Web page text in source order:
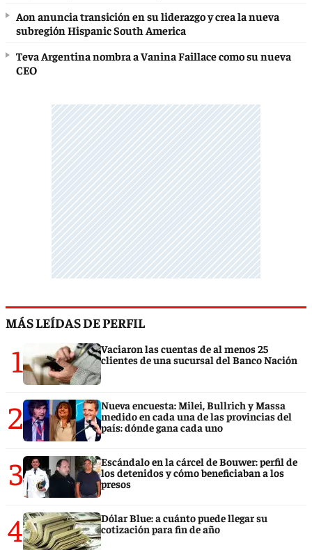
Aon anuncia transición en su liderazgo y crea la nueva
subregión Hispanic South America
Teva Argentina nombra a Vanina Faillace como su nueva
CEO
MÁS LEÍDAS DE PERFIL
1
Vaciaron las cuentas de al menos 25
clientes de una sucursal del Banco Nación
2
Nueva encuesta: Milei, Bullrich y Massa
medido en cada una de las provincias del
país: dónde gana cada uno
3
Escándalo en la cárcel de Bouwer: perfil de
los detenidos y cómo beneficiaban a los
presos
4
Dólar Blue: a cuánto puede llegar su
cotización para fin de año